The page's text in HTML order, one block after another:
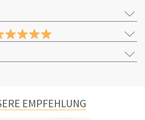
EMPFEHLUNG